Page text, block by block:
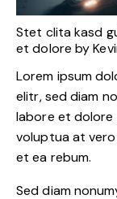
Stet clita kasd
et dolore by
Lorem ipsum
elitr, sed diam
labore et dolore
voluptua at
et ea rebum.
Sed diam